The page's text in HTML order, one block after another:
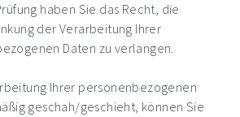
haben Sie das Recht, die
der Verarbeitung Ihrer
Daten zu verlangen.
Ihrer personenbezogenen
geschah/geschieht, können Sie